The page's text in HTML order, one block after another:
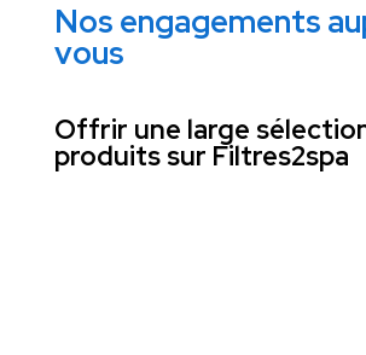
Nos engagements
vous
Offrir une large
produits sur Filtres2spa